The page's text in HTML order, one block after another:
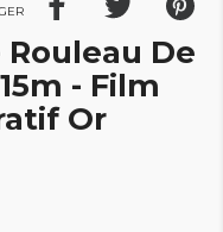
De
- Film
Or